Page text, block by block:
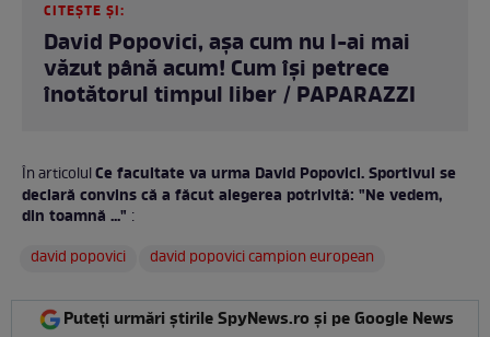
CITEȘTE ȘI:
David Popovici, așa cum nu l-ai mai
văzut până acum! Cum își petrece
înotătorul timpul liber / PAPARAZZI
În articolulCe facultate va urma David Popovici. Sportivul se
declară convins că a făcut alegerea potrivită: "Ne vedem,
din toamnă ..." :
david popovici
david popovici campion european
Puteți urmări știrile SpyNews.ro și pe Google News